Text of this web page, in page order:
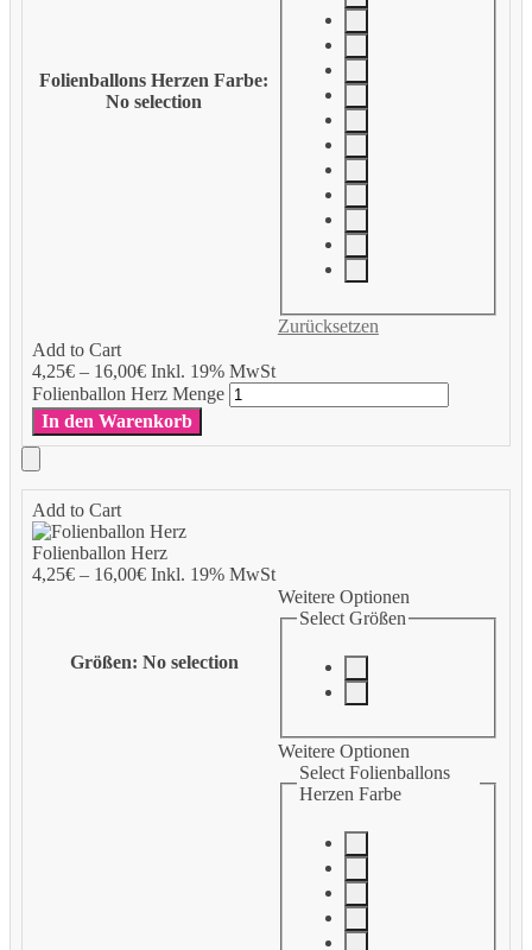
Add to Cart
4,25€– 16,00€Inkl. 19% MwSt
Folienballons Herzen Farbe:
No selection
Zurücksetzen
Folienballon Herz Menge
In den Warenkorb
Add to Cart
Folienballon Herz
4,25€– 16,00€Inkl. 19% MwSt
Größen: No selection
Weitere Optionen
Select Größen
Weitere Optionen
Select Folienballons
Herzen Farbe